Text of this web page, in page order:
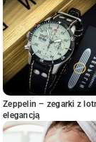
Zeppelin – zegarki z
elegancją